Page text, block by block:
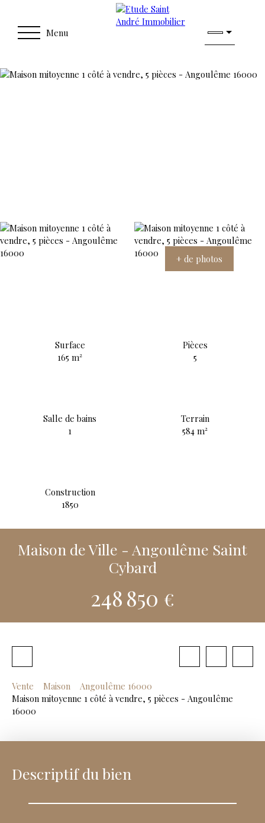
Menu
+ de photos
Surface
165m²
Pièces
5
Salle de bains
1
Terrain
584m²
Construction
1850
Maison de Ville - Angoulême Saint
Cybard
248 850 €
Vente Maison
Angoulême 16000
Maison mitoyenne 1 côté à vendre, 5 pièces - Angoulême
16000
Descriptif du bien